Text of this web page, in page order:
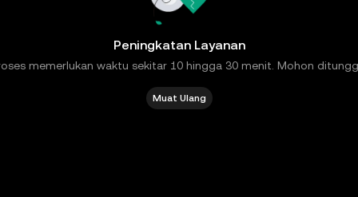
Peningkatan Layanan
memerlukan waktu sekitar 10 hingga 30 menit. Mohon
Muat Ulang